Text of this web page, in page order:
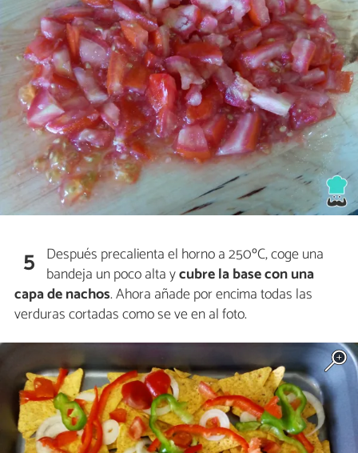
5 Después precalienta el horno a 250ºC, coge una
bandeja un poco alta ycubre la base con una
capa de nachos. Ahora añade por encima todas las
verduras cortadas como se ve en al foto.